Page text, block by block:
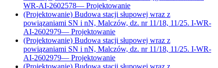
WR-AI-2602578— Projektowanie
(Projektowanie) Budowa stacji słupowej wraz z
powiązaniami SN i nN, Malczów, dz. nr 11/18, 11/25. I-WR-
AI-2602979— Projektowanie
(Projektowanie) Budowa stacji słupowej wraz z
powiązaniami SN i nN, Malczów, dz. nr 11/18, 11/25. I-WR-
AI-2602979— Projektowanie
(Projektowanie) Budowa stacji słupowej wraz z